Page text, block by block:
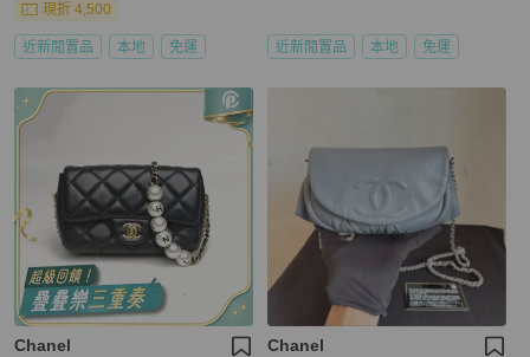
現折 4,500
近新閒置品 本地 免運 近新閒置品 本地 免運
Chanel Chanel